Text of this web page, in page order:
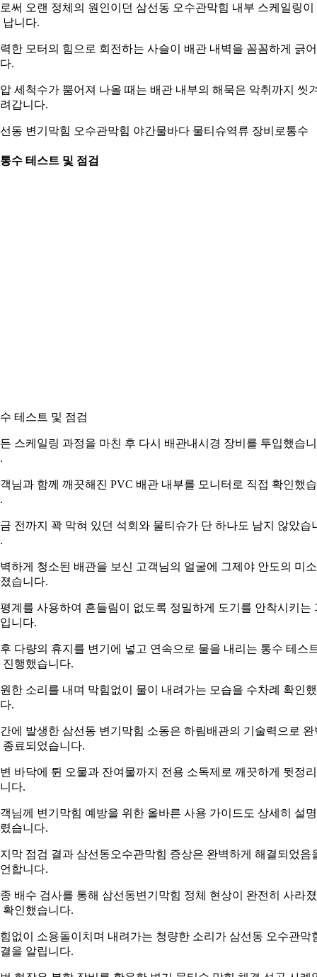
써 오랜 정체의 원인이던 삼선동 오수관막힘 내부 스케일링이
납니다.
한 모터의 힘으로 회전하는 사슬이 배관 내벽을 꼼꼼하게 긁
.
세척수가 뿜어져 나올 때는 배관 내부의 해묵은 악취까지 씻
갑니다.
동 변기막힘 오수관막힘 야간물바다 물티슈역류 장비로통수
수 테스트 및 점검
테스트 및 점검
스케일링 과정을 마친 후 다시 배관내시경 장비를 투입했습니
님과 함께 깨끗해진 PVC 배관 내부를 모니터로 직접 확인했
전까지 꽉 막혀 있던 석회와 물티슈가 단 하나도 남지 않았습
하게 청소된 배관을 보신 고객님의 얼굴에 그제야 안도의 미
습니다.
계를 사용하여 흔들림이 없도록 정밀하게 도기를 안착시키는
니다.
다량의 휴지를 변기에 넣고 연속으로 물을 내리는 통수 테스
진행했습니다.
한 소리를 내며 막힘없이 물이 내려가는 모습을 수차례 확인
.
에 발생한 삼선동 변기막힘 소동은 하림배관의 기술력으로 완
종료되었습니다.
바닥에 튄 오물과 잔여물까지 전용 소독제로 깨끗하게 뒷정
다.
님께 변기막힘 예방을 위한 올바른 사용 가이드도 상세히 설
습니다.
막 점검 결과 삼선동오수관막힘 증상은 완벽하게 해결되었음
합니다.
배수 검사를 통해 삼선동변기막힘 정체 현상이 완전히 사라
확인했습니다.
없이 소용돌이치며 내려가는 청량한 소리가 삼선동 오수관막
을 알립니다.